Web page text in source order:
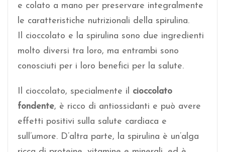
e colato a mano per preservare integralmente
le caratteristiche nutrizionali della spirulina.
Il cioccolato e la spirulina sono due ingredienti
molto diversi tra loro, ma entrambi sono
conosciuti per i loro benefici per la salute.
Il cioccolato, specialmente il cioccolato
fondente, è ricco di antiossidanti e può avere
effetti positivi sulla salute cardiaca e
sull’umore. D’altra parte, la spirulina è un’alga